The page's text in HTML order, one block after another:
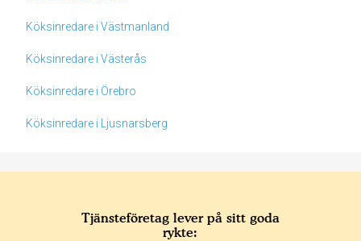
Köksinredare i Västmanland
Köksinredare i Västerås
Köksinredare i Örebro
Köksinredare i Ljusnarsberg
Tjänsteföretag lever på sitt goda
rykte: